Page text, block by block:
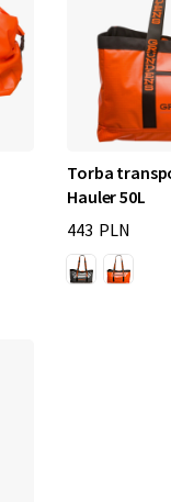
Torba
Hauler 50L
443 PLN